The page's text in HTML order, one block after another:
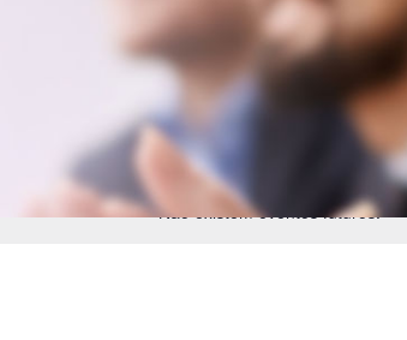
Não existem eventos futuros.